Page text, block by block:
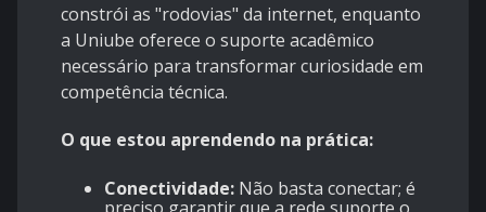
constrói as "rodovias" da internet, enquanto
a Uniube oferece o suporte acadêmico
necessário para transformar curiosidade em
competência técnica.
O que estou aprendendo na prática:
Conectividade: Não basta conectar; é